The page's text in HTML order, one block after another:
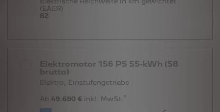
(EAER)
82
Elektromotor 156 PS 55-kWh (58
brutto)
Elektro, Einstufengetriebe
Ab 49.690 € inkl. MwSt. *